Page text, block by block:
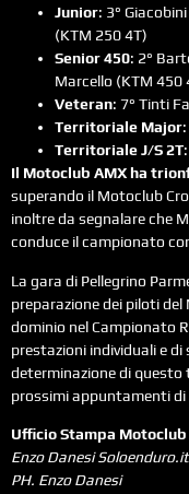
Junior: 3°
(KTM 250 4T)
Senior 450: 2°
Marcello (KTM 450
Veteran: 7° Tinti
Territoriale Major
Territoriale J/S 2T
Il Motoclub AMX ha
superando il Motoclub
inoltre da segnalare che
conduce il campionato
La gara di Pellegrino
preparazione dei piloti
dominio nel Campionato
prestazioni individuali e
determinazione di questo
prossimi appuntamenti di
Ufficio Stampa Motoclub
Enzo Danesi Soloenduro.it
PH. Enzo Danesi